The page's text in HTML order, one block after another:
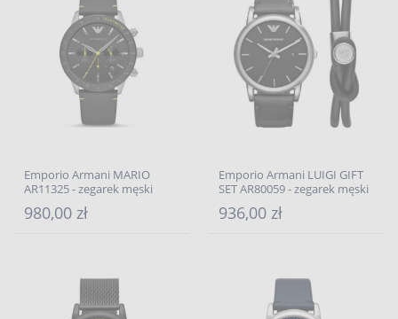
Emporio Armani MARIO
AR11325 - zegarek męski
980,00 zł
Emporio Armani LUIGI GIFT
SET AR80059 - zegarek męski
936,00 zł